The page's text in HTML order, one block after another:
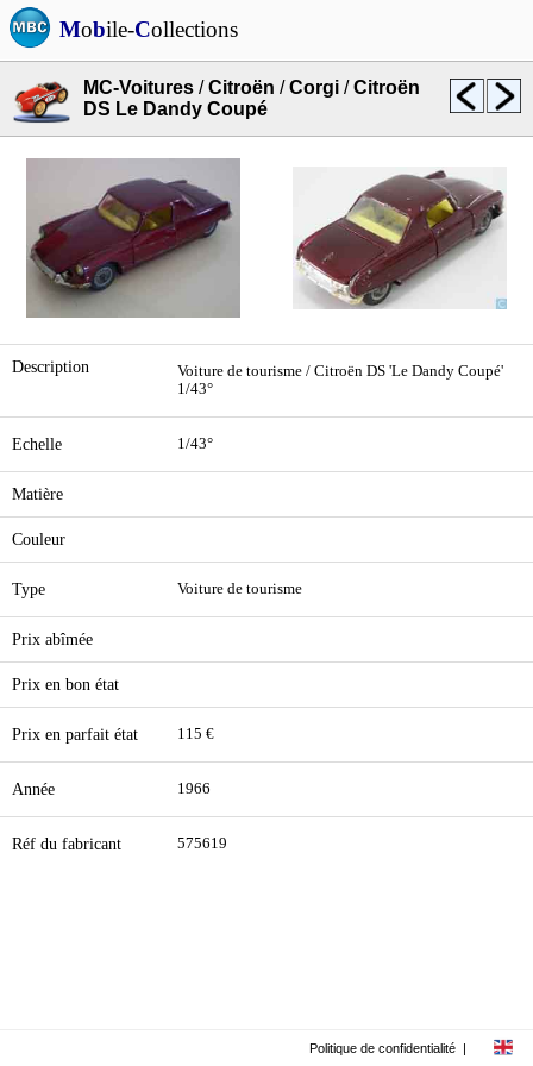
Mobile-Collections
MC-Voitures /Citroën /Corgi /Citroën
DS Le Dandy Coupé
Description
Voiture de tourisme / Citroën DS 'Le Dandy Coupé'
1/43°
Echelle 1/43°
Matière
Couleur
Type Voiture de tourisme
Prix abîmée
Prix en bon état
Prix en parfait état 115 €
Année 1966
Réf du fabricant 575619
Politique de confidentialité |